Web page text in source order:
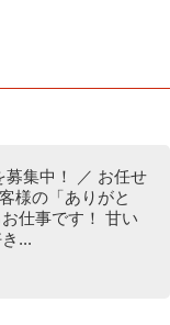
募集中！ ／ お任せ
様の「ありがと
仕事です！ 甘い
...